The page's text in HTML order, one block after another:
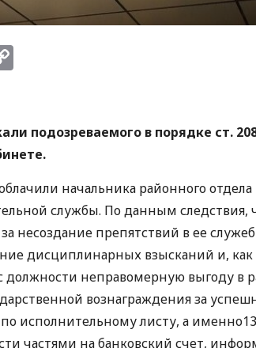
подозреваемого в порядке ст.
начальника районного отдела
службы. По данным следствия,
несоздание препятствий в ее
дисциплинарных взысканий и, как
должности неправомерную выгоду в
вознаграждения за
исполнительному листу, а
частями на банковский счет,